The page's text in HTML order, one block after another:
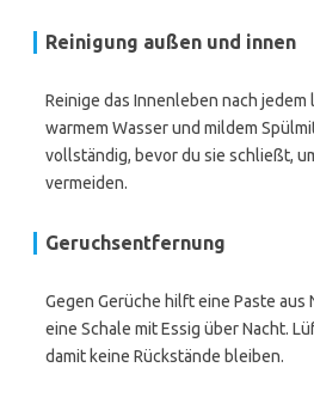
Reinigung außen und innen
Reinige das Innenleben nach
warmem Wasser und mildem
vollständig, bevor du sie schließt,
vermeiden.
Geruchsentfernung
Gegen Gerüche hilft eine Paste aus
eine Schale mit Essig über Nacht.
damit keine Rückstände bleiben.